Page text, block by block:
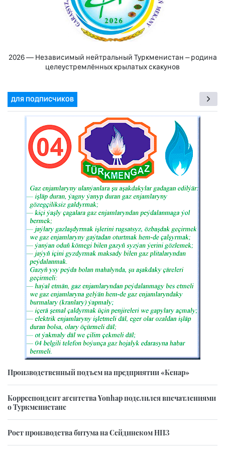
2026 — Независимый нейтральный Туркменистан – родина
целеустремлённых крылатых скакунов
ДЛЯ ПОДПИСЧИКОВ
Производственный подъем на предприятии «Кенар»
Корреспондент агентства Yonhap поделился впечатлениями
о Туркменистане
Рост производства битума на Сейдинском НПЗ